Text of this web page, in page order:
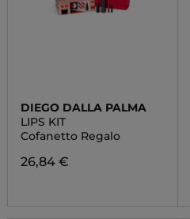
DIEGO DALLA PALMA
LIPS KIT
Cofanetto Regalo
26,84 €